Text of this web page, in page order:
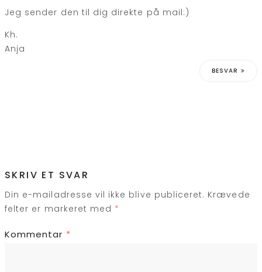
Jeg sender den til dig direkte på mail:)
Kh.
Anja
BESVAR
SKRIV ET SVAR
Din e-mailadresse vil ikke blive publiceret. Krævede
felter er markeret med *
Kommentar *